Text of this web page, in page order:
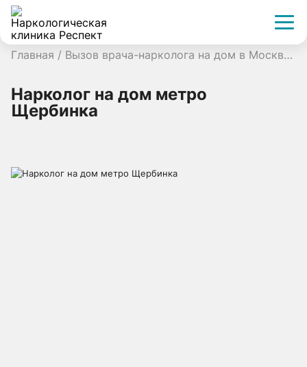
Главная / Вызов врача-нарколога на дом в Москве
Нарколог на дом метро
Щербинка